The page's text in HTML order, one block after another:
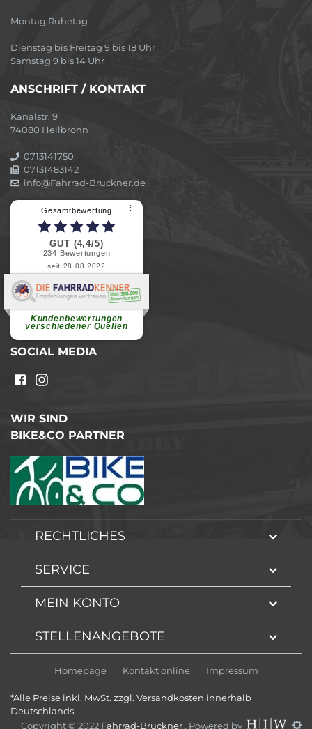
Montag Ruhetag
Dienstag bis Freitag 9 bis 18 Uhr
Samstag 9 bis 14 Uhr
ANSCHRIFT / KONTAKT
Kanalstr. 9
74080 Heilbronn
0713141750
07131483142
info@Fahrrad-Bruckner.de
Gesamtbewertung ⠇
GUT (4,4/5)
234 Bewertungen
seit 28.08.2022
Kundenbewertungen
verschiedener Quellen
Elvira B.
Superschnelle und freundliche
weiterlesen
SOCIAL MEDIA
WIR SIND
BIKE&CO PARTNER
RECHTLICHES
SERVICE
MEIN KONTO
STELLENANGEBOTE
Homepage Kontakt online Impressum
*Alle Preise inkl. MwSt. zzgl. Versandkosten innerhalb
Deutschlands
Copyright © 2022 Fahrrad-Bruckner . Powered by